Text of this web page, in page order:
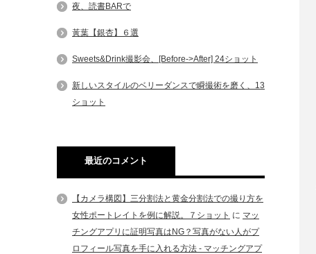
夜、読書BARで
黃葉【銀杏】６選
Sweets&Drink撮影会、[Before->After] 24ショット
新しいスタイルのベリーダンスで瞬撮術を磨く、13
ショット
最近のコメント
【カメラ構図】三分割法と黄金分割法での撮り方を
女性ポートレイトを例に解説。７ショット に マッ
チングアプリに証明写真はNG？写真がない人がプ
ロフィール写真を手に入れる方法 - マッチングアプ